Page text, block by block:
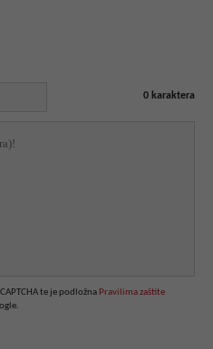
0 karaktera
te je podložna Pravilima zaštite